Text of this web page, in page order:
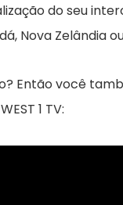
do seu
Nova Zelândia
Então você
1 TV: